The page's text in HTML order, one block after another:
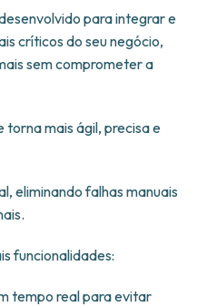
para integrar e
críticos do seu negócio,
sem comprometer a
torna mais ágil, precisa e
eliminando falhas manuais
funcionalidades:
tempo real para evitar